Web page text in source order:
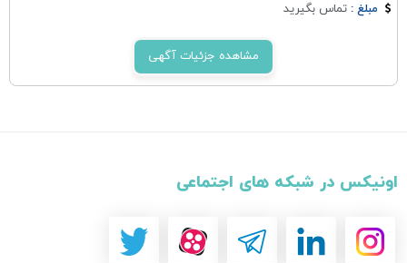
مبلغ :تماس بگیرید
مشاهده جزئیات آگهی
اونیکس در شبکه های اجتماعی